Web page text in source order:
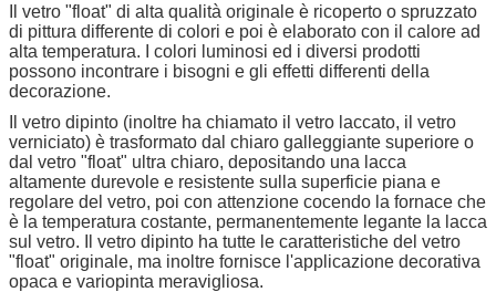
Il vetro "float" di alta qualità originale è ricoperto o spruzzato
di pittura differente di colori e poi è elaborato con il calore ad
alta temperatura. I colori luminosi ed i diversi prodotti
possono incontrare i bisogni e gli effetti differenti della
decorazione.
Il vetro dipinto (inoltre ha chiamato il vetro laccato, il vetro
verniciato) è trasformato dal chiaro galleggiante superiore o
dal vetro "float" ultra chiaro, depositando una lacca
altamente durevole e resistente sulla superficie piana e
regolare del vetro, poi con attenzione cocendo la fornace che
è la temperatura costante, permanentemente legante la lacca
sul vetro. Il vetro dipinto ha tutte le caratteristiche del vetro
"float" originale, ma inoltre fornisce l'applicazione decorativa
opaca e variopinta meravigliosa.